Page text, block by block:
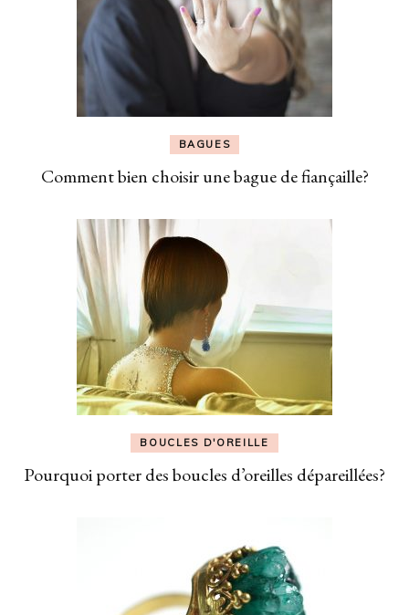
BAGUES
Comment bien choisir une bague de fiançaille?
BOUCLES D'OREILLE
Pourquoi porter des boucles d’oreilles dépareillées?